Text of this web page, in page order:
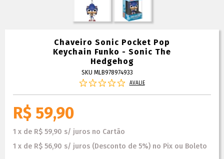
Chaveiro Sonic Pocket Pop
Keychain Funko - Sonic The
Hedgehog
SKU MLB978974933
AVALIE
R$ 59,90
1 x de R$ 59,90 s/ juros no Cartão
1 x de R$ 56,90 s/ juros (Desconto de 5%) no Pix ou Boleto